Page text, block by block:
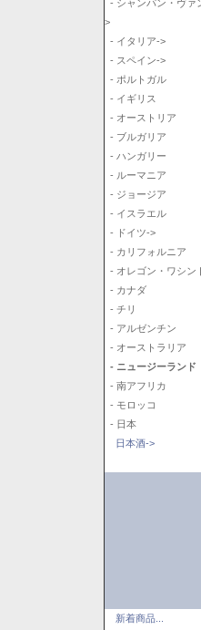
- シャンパン・ヴァ
>
- イタリア->
- スペイン->
- ポルトガル
- イギリス
- オーストリア
- ブルガリア
- ハンガリー
- ルーマニア
- ジョージア
- イスラエル
- ドイツ->
- カリフォルニア
- オレゴン・ワシン
- カナダ
- チリ
- アルゼンチン
- オーストラリア
- ニュージーランド
- 南アフリカ
- モロッコ
- 日本
日本酒->
新着商品...